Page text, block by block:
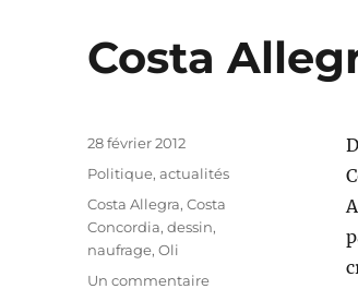
Costa
Publié
28 février 2012
Catégories
Politique, actualités
Étiquettes
Costa Allegra,Costa
Concordia,dessin,
naufrage,Oli
Un commentairesur